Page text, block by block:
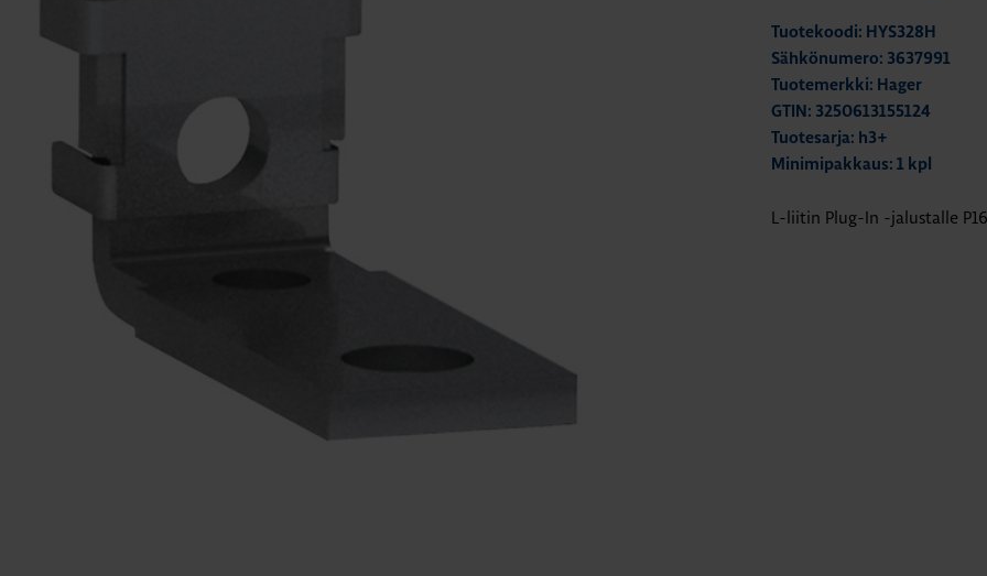
Tuotekoodi: HYS328H
Sähkönumero: 3637991
Tuotemerkki: Hager
GTIN: 3250613155124
Tuotesarja: h3+
Minimipakkaus: 1 kpl
L-liitin Plug-In -jalustalle